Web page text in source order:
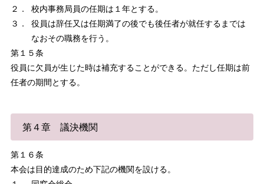
２．
校内事務局員の任期は１年とする。
３．
役員は辞任又は任期満了の後でも後任者が就任するまでは
なおその職務を行う。
第１５条
役員に欠員が生じた時は補充することができる。ただし任期は前
任者の期間とする。
第４章 議決機関
第１６条
本会は目的達成のため下記の機関を設ける。